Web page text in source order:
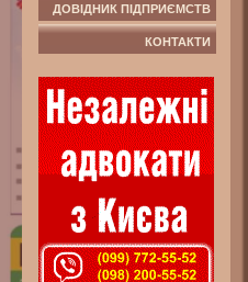
ДОВІДНИК ПІДПРИЄМСТВ
КОНТАКТИ